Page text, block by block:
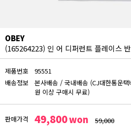
OBEY
(165264223) 인 어 디퍼런트 플레이스
제품번호
95551
배송정보
본사배송 / 국내배송 (CJ대한통운택
원 이상 구매시 무료)
판매가격 49,800won
59,000